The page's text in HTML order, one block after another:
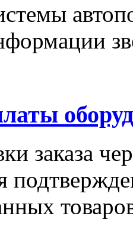
заказа